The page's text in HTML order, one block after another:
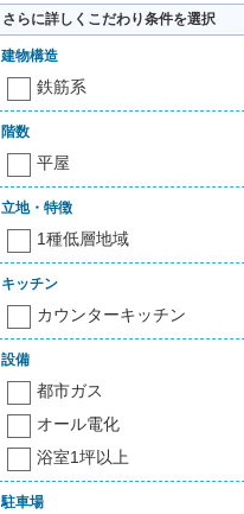
さらに詳しくこだわり条件を選択
建物構造
鉄筋系
階数
平屋
立地・特徴
1種低層地域
キッチン
カウンターキッチン
設備
都市ガス
オール電化
浴室1坪以上
駐車場